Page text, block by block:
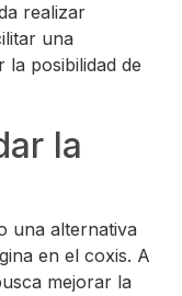
realizar
una
la posibilidad de
la
una alternativa
en el coxis. A
mejorar la